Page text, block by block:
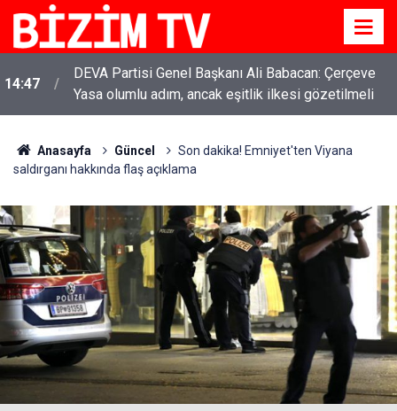
14:47
DEVA Partisi Genel Başkanı Ali Babacan: Çerçeve
Yasa olumlu adım, ancak eşitlik ilkesi gözetilmeli
Anasayfa Güncel
Son dakika! Emniyet'ten Viyana
saldırganı hakkında flaş açıklama